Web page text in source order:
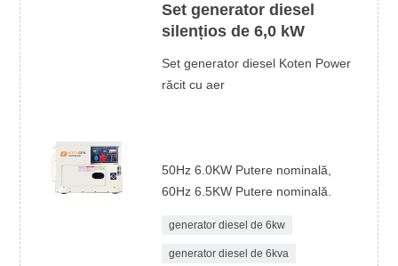
Set generator diesel
silențios de 6,0 kW
Set generator diesel Koten Power
răcit cu aer
50Hz 6.0KW Putere nominală,
60Hz 6.5KW Putere nominală.
generator diesel de 6kw
generator diesel de 6kva